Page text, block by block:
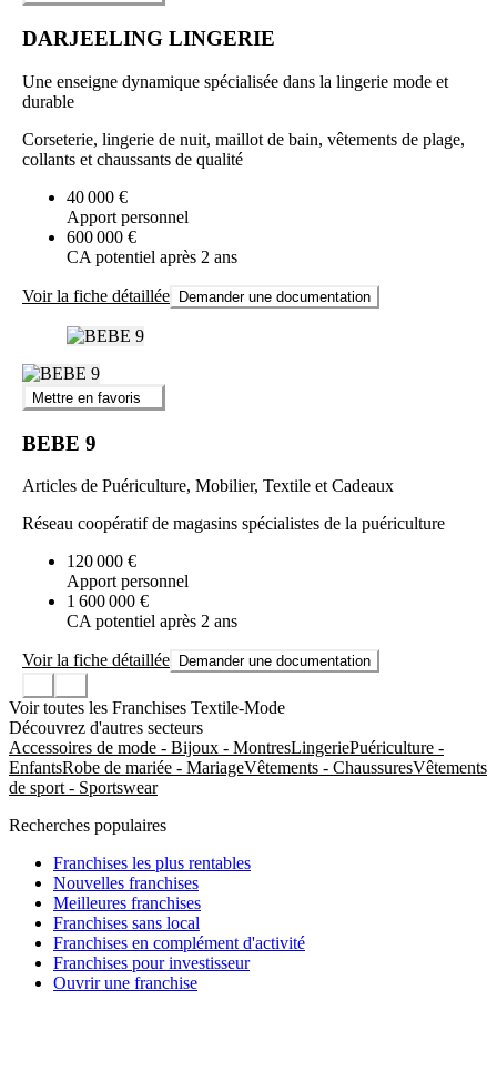
DARJEELING LINGERIE
Une enseigne dynamique spécialisée dans la lingerie mode et
durable
Corseterie, lingerie de nuit, maillot de bain, vêtements de plage,
collants et chaussants de qualité
40 000 €
Apport personnel
600 000 €
CA potentiel après 2 ans
Voir la fiche détaillée Demander une documentation
Mettre en favoris
BEBE 9
Articles de Puériculture, Mobilier, Textile et Cadeaux
Réseau coopératif de magasins spécialistes de la puériculture
120 000 €
Apport personnel
1 600 000 €
CA potentiel après 2 ans
Voir la fiche détaillée Demander une documentation
Voir toutes les Franchises Textile-Mode
Découvrez d'autres secteurs
Accessoires de mode - Bijoux - MontresLingeriePuériculture -
EnfantsRobe de mariée - MariageVêtements - ChaussuresVêtements
de sport - Sportswear
Recherches populaires
Franchises les plus rentables
Nouvelles franchises
Meilleures franchises
Franchises sans local
Franchises en complément d'activité
Franchises pour investisseur
Ouvrir une franchise